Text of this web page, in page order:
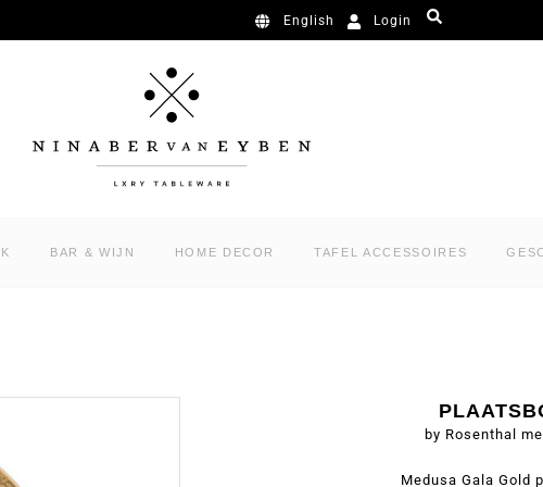
English Login
BAR & WIJN HOME DECOR TAFEL ACCESSOIRES
by Rosenthal
Medusa Gala Gold